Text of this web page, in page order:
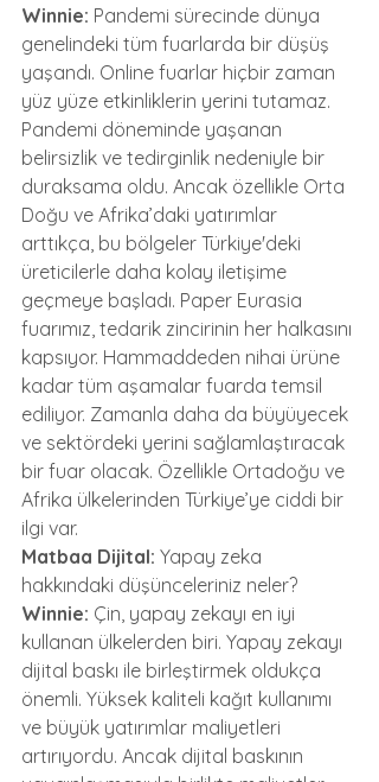
Winnie: Pandemi sürecinde dünya
genelindeki tüm fuarlarda bir düşüş
yaşandı. Online fuarlar hiçbir zaman
yüz yüze etkinliklerin yerini tutamaz.
Pandemi döneminde yaşanan
belirsizlik ve tedirginlik nedeniyle bir
duraksama oldu. Ancak özellikle Orta
Doğu ve Afrika’daki yatırımlar
arttıkça, bu bölgeler Türkiye'deki
üreticilerle daha kolay iletişime
geçmeye başladı. Paper Eurasia
fuarımız, tedarik zincirinin her halkasını
kapsıyor. Hammaddeden nihai ürüne
kadar tüm aşamalar fuarda temsil
ediliyor. Zamanla daha da büyüyecek
ve sektördeki yerini sağlamlaştıracak
bir fuar olacak. Özellikle Ortadoğu ve
Afrika ülkelerinden Türkiye’ye ciddi bir
ilgi var.
Matbaa Dijital: Yapay zeka
hakkındaki düşünceleriniz neler?
Winnie: Çin, yapay zekayı en iyi
kullanan ülkelerden biri. Yapay zekayı
dijital baskı ile birleştirmek oldukça
önemli. Yüksek kaliteli kağıt kullanımı
ve büyük yatırımlar maliyetleri
artırıyordu. Ancak dijital baskının